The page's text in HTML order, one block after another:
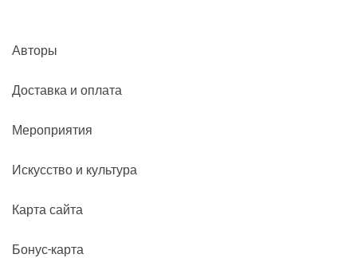
Авторы
Доставка и оплата
Мероприятия
Искусство и культура
Карта сайта
Бонус-карта